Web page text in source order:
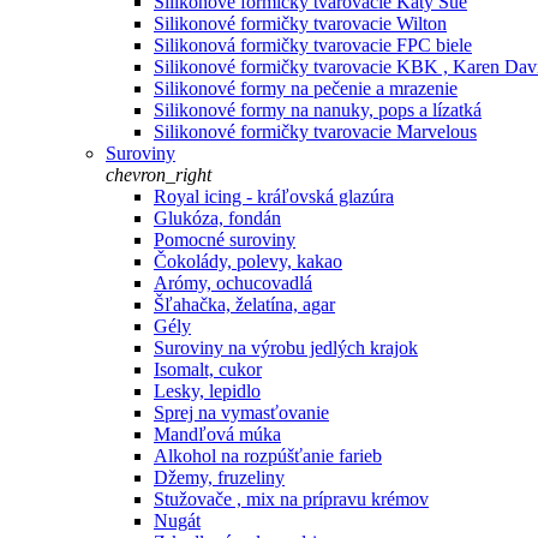
Silikonové formičky tvarovacie Wilton
Silikonová formičky tvarovacie FPC biele
Silikonové formičky tvarovacie KBK , Karen
Silikonové formy na pečenie a mrazenie
Silikonové formy na nanuky, pops a lízatká
Silikonové formičky tvarovacie Marvelous
Suroviny
chevron_right
Royal icing - kráľovská glazúra
Glukóza, fondán
Pomocné suroviny
Čokolády, polevy, kakao
Arómy, ochucovadlá
Šľahačka, želatína, agar
Gély
Suroviny na výrobu jedlých krajok
Isomalt, cukor
Lesky, lepidlo
Sprej na vymasťovanie
Mandľová múka
Alkohol na rozpúšťanie farieb
Džemy, fruzeliny
Stužovače , mix na prípravu krémov
Nugát